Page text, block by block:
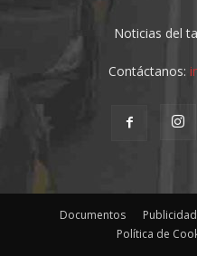
Noticias del
Contáctanos:
Documentos
Política de